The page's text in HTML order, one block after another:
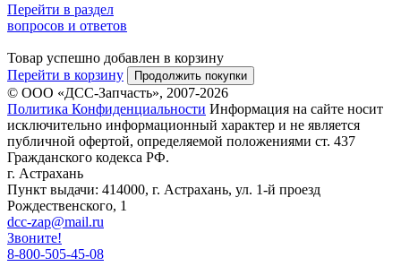
Перейти в раздел
вопросов и ответов
Товар успешно добавлен в корзину
Перейти в корзину
Продолжить покупки
© ООО «ДСС-Запчасть», 2007-2026
Политика Конфиденциальности Информация на сайте носит
исключительно информационный характер и не является
публичной офертой, определяемой положениями ст. 437
Гражданского кодекса РФ.
г. Астрахань
Пункт выдачи: 414000, г. Астрахань, ул. 1-й проезд
Рождественского, 1
dcc-zap@mail.ru
Звоните!
8-800-505-45-08